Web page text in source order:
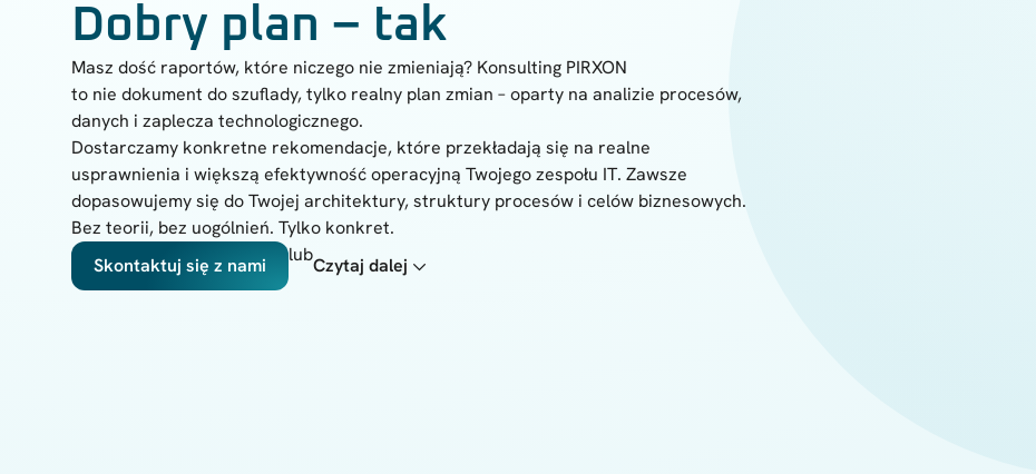
Dobry plan – tak
Masz dość raportów, które niczego nie zmieniają? Konsulting PIRXON
to nie dokument do szuflady, tylko realny plan zmian – oparty na analizie procesów,
danych i zaplecza technologicznego.
Dostarczamy konkretne rekomendacje, które przekładają się na realne
usprawnienia i większą efektywność operacyjną Twojego zespołu IT. Zawsze
dopasowujemy się do Twojej architektury, struktury procesów i celów biznesowych.
Bez teorii, bez uogólnień. Tylko konkret.
Skontaktuj się z nami
lubCzytaj dalej